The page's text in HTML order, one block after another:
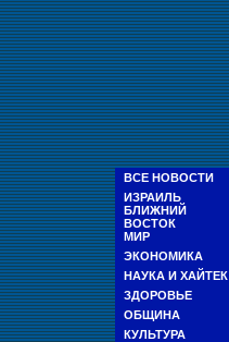
ВСЕ НОВОСТИ
ИЗРАИЛЬ
БЛИЖНИЙ
ВОСТОК
МИР
ЭКОНОМИКА
НАУКА И ХАЙТЕК
ЗДОРОВЬЕ
ОБЩИНА
КУЛЬТУРА